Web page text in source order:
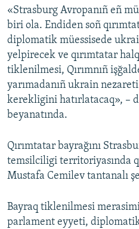
«Strasburg Avropanıñ eñ
biri ola. Endiden soñ
diplomatik müessisede
yelpirecek ve qırımtatar
tiklenilmesi, Qırımnıñ
yarımadanıñ ukrain nezareti
kerekligini hatırlatacaq», –
beyanatında.
Qırımtatar bayrağını
temsilciligi territoriyasında
Mustafa Cemilev tantanalı
Bayraq tiklenilmesi
parlament eyyeti,